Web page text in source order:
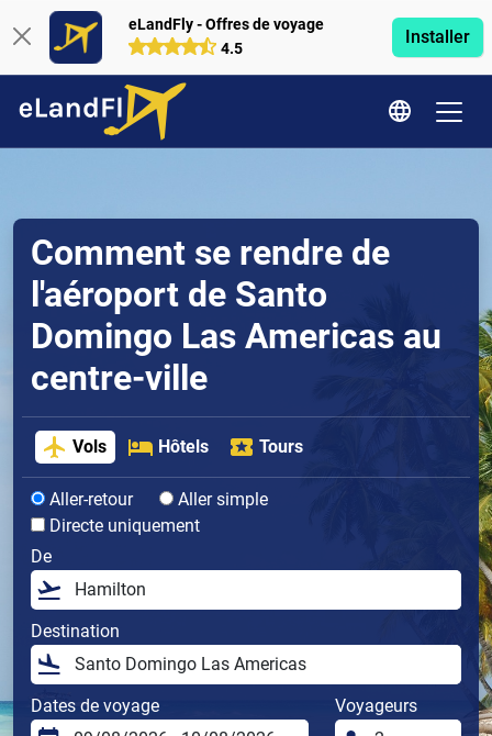
eLandFly - Offres de voyage
4.5
Installer
Comment se rendre de
l'aéroport de Santo
Domingo Las Americas au
centre-ville
Vols Hôtels Tours
Aller-retour
Aller simple
Directe uniquement
De
Destination
Dates de voyage Voyageurs